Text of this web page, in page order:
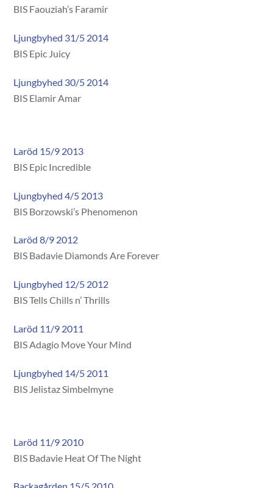
BIS Faouziah’s Faramir
Ljungbyhed 31/5 2014
BIS Epic Juicy
Ljungbyhed 30/5 2014
BIS Elamir Amar
Laröd 15/9 2013
BIS Epic Incredible
Ljungbyhed 4/5 2013
BIS Borzowski’s Phenomenon
Laröd 8/9 2012
BIS Badavie Diamonds Are Forever
Ljungbyhed 12/5 2012
BIS Tells Chills n’ Thrills
Laröd 11/9 2011
BIS Adagio Move Your Mind
Ljungbyhed 14/5 2011
BIS Jelistaz Simbelmyne
Laröd 11/9 2010
BIS Badavie Heat Of The Night